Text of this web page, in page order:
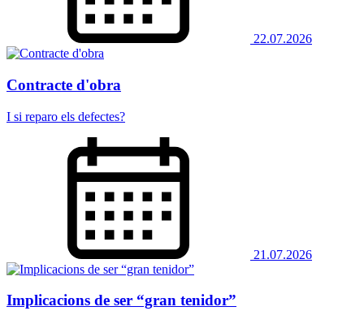
22.07.2026
Contracte d'obra
I si reparo els defectes?
21.07.2026
Implicacions de ser “gran tenidor”